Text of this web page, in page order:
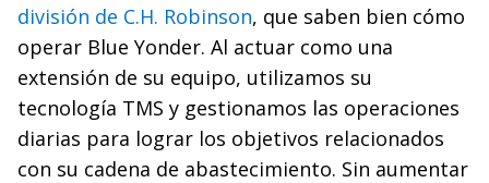
división de C.H. Robinson, que saben bien cómo
operar Blue Yonder. Al actuar como una
extensión de su equipo, utilizamos su
tecnología TMS y gestionamos las operaciones
diarias para lograr los objetivos relacionados
con su cadena de abastecimiento. Sin aumentar